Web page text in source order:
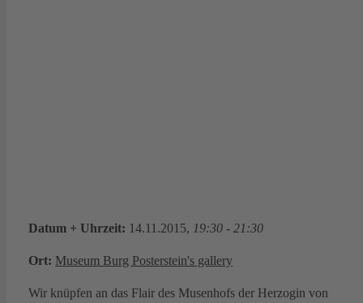
Datum + Uhrzeit: 14.11.2015, 19:30 - 21:30
Ort: Museum Burg Posterstein's gallery
Wir knüpfen an das Flair des Musenhofs der Herzogin von